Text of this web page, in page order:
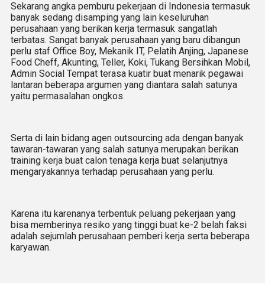
Sekarang angka pemburu pekerjaan di Indonesia termasuk
banyak sedang disamping yang lain keseluruhan
perusahaan yang berikan kerja termasuk sangatlah
terbatas. Sangat banyak perusahaan yang baru dibangun
perlu staf Office Boy, Mekanik IT, Pelatih Anjing, Japanese
Food Cheff, Akunting, Teller, Koki, Tukang Bersihkan Mobil,
Admin Social Tempat terasa kuatir buat menarik pegawai
lantaran beberapa argumen yang diantara salah satunya
yaitu permasalahan ongkos.
Serta di lain bidang agen outsourcing ada dengan banyak
tawaran-tawaran yang salah satunya merupakan berikan
training kerja buat calon tenaga kerja buat selanjutnya
mengaryakannya terhadap perusahaan yang perlu.
Karena itu karenanya terbentuk peluang pekerjaan yang
bisa memberinya resiko yang tinggi buat ke-2 belah faksi
adalah sejumlah perusahaan pemberi kerja serta beberapa
karyawan.